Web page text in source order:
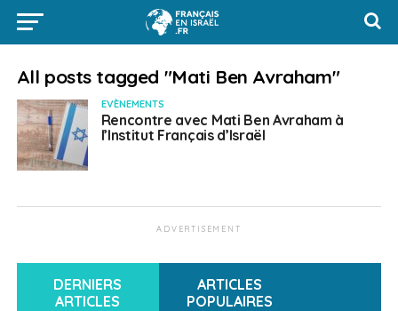
All posts tagged "Mati Ben Avraham"
EVÈNEMENTS
Rencontre avec Mati Ben Avraham à
l’Institut Français d’Israël
ADVERTISEMENT
DERNIERS
ARTICLES
ARTICLES
POPULAIRES